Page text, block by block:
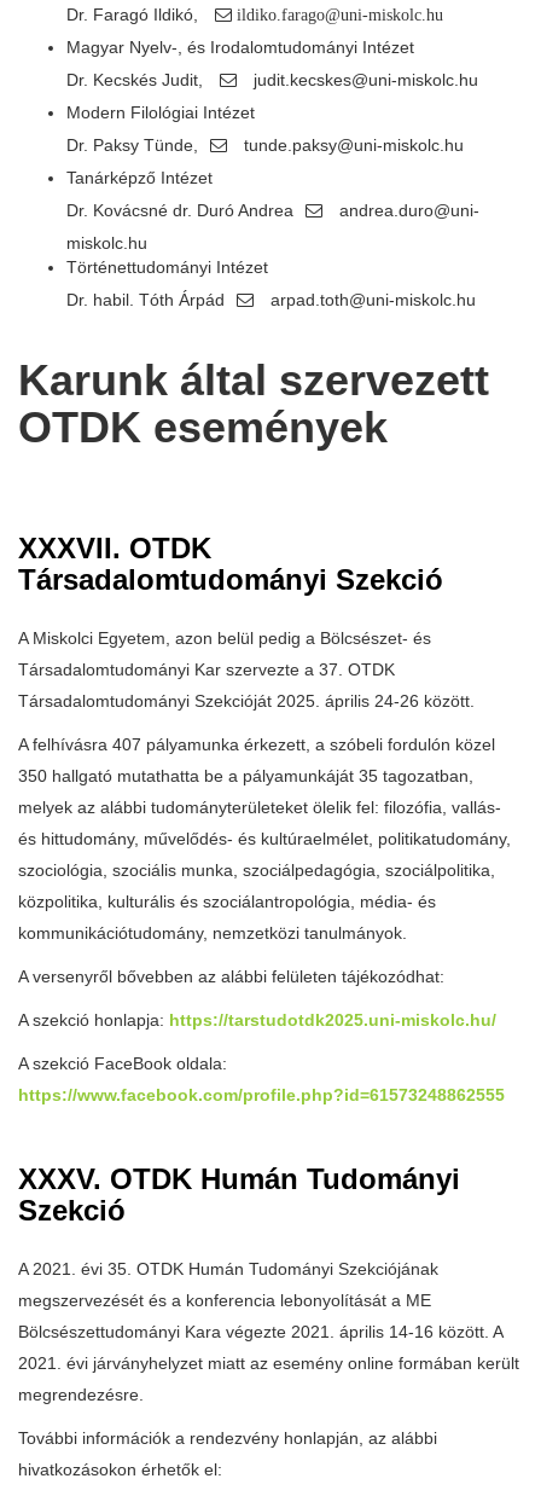
Dr. Faragó Ildikó, ildiko.farago@uni-miskolc.hu
Magyar Nyelv-, és Irodalomtudományi Intézet
Dr. Kecskés Judit,
judit.kecskes@uni-miskolc.hu
Modern Filológiai Intézet
Dr. Paksy Tünde,
tunde.paksy@uni-miskolc.hu
Tanárképző Intézet
Dr. Kovácsné dr. Duró Andrea
andrea.duro@uni-
miskolc.hu
Történettudományi Intézet
Dr. habil. Tóth Árpád
arpad.toth@uni-miskolc.hu
Karunk által szervezett
OTDK események
XXXVII. OTDK
Társadalomtudományi Szekció
A Miskolci Egyetem, azon belül pedig a Bölcsészet- és
Társadalomtudományi Kar szervezte a 37. OTDK
Társadalomtudományi Szekcióját 2025. április 24-26 között.
A felhívásra 407 pályamunka érkezett, a szóbeli fordulón közel
350 hallgató mutathatta be a pályamunkáját 35 tagozatban,
melyek az alábbi tudományterületeket ölelik fel: filozófia, vallás-
és hittudomány, művelődés- és kultúraelmélet, politikatudomány,
szociológia, szociális munka, szociálpedagógia, szociálpolitika,
közpolitika, kulturális és szociálantropológia, média- és
kommunikációtudomány, nemzetközi tanulmányok.
A versenyről bővebben az alábbi felületen tájékozódhat:
A szekció honlapja: https://tarstudotdk2025.uni-miskolc.hu/
A szekció FaceBook oldala:
https://www.facebook.com/profile.php?id=61573248862555
XXXV. OTDK Humán Tudományi
Szekció
A 2021. évi 35. OTDK Humán Tudományi Szekciójának
megszervezését és a konferencia lebonyolítását a ME
Bölcsészettudományi Kara végezte 2021. április 14-16 között. A
2021. évi járványhelyzet miatt az esemény online formában került
megrendezésre.
További információk a rendezvény honlapján, az alábbi
hivatkozásokon érhetők el: